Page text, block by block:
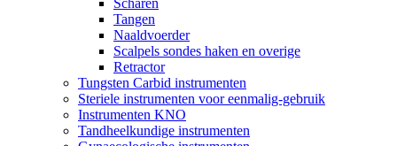
Tangen
Naaldvoerder
Scalpels sondes haken en overige
Retractor
Tungsten Carbid instrumenten
Steriele instrumenten voor eenmalig-gebruik
Instrumenten KNO
Tandheelkundige instrumenten